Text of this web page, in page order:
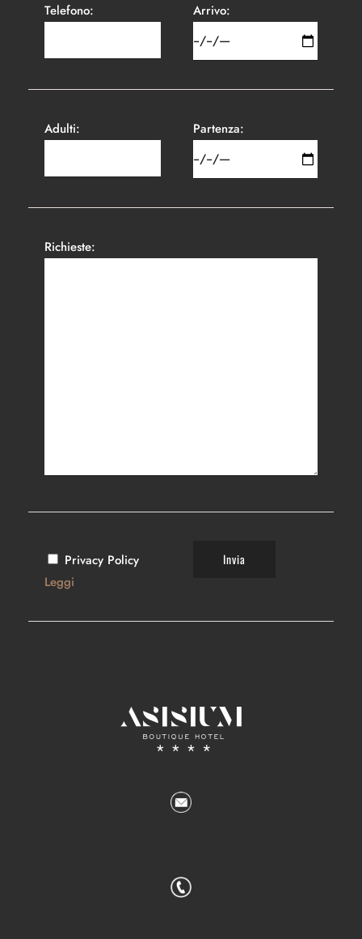
Telefono: Arrivo:
Adulti: Partenza:
Richieste:
Privacy Policy
Leggi